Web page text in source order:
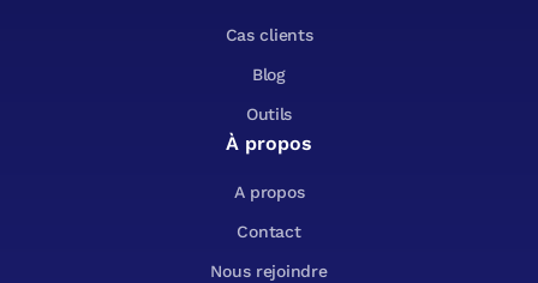
Cas clients
Blog
Outils
À propos
A propos
Contact
Nous rejoindre